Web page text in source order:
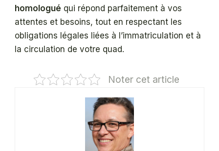
homologué qui répond parfaitement à vos
attentes et besoins, tout en respectant les
obligations légales liées à l’immatriculation et à
la circulation de votre quad.
Noter cet article